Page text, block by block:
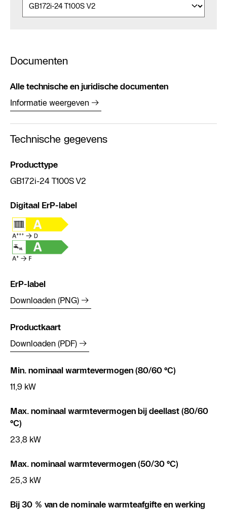
Documenten
Alle technische en juridische documenten
Informatie weergeven
Technische gegevens
Producttype
GB172i-24 T100S V2
Digitaal ErP-label
ErP-label
Downloaden (PNG)
Productkaart
Downloaden (PDF)
Min. nominaal warmtevermogen (80/60 °C)
11,9 kW
Max. nominaal warmtevermogen bij deellast (80/60
°C)
23,8 kW
Max. nominaal warmtevermogen (50/30 °C)
25,3 kW
Bij 30 % van de nominale warmteafgifte en werking